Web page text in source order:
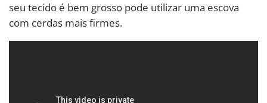
seu tecido é bem grosso pode utilizar uma escova
com cerdas mais firmes.